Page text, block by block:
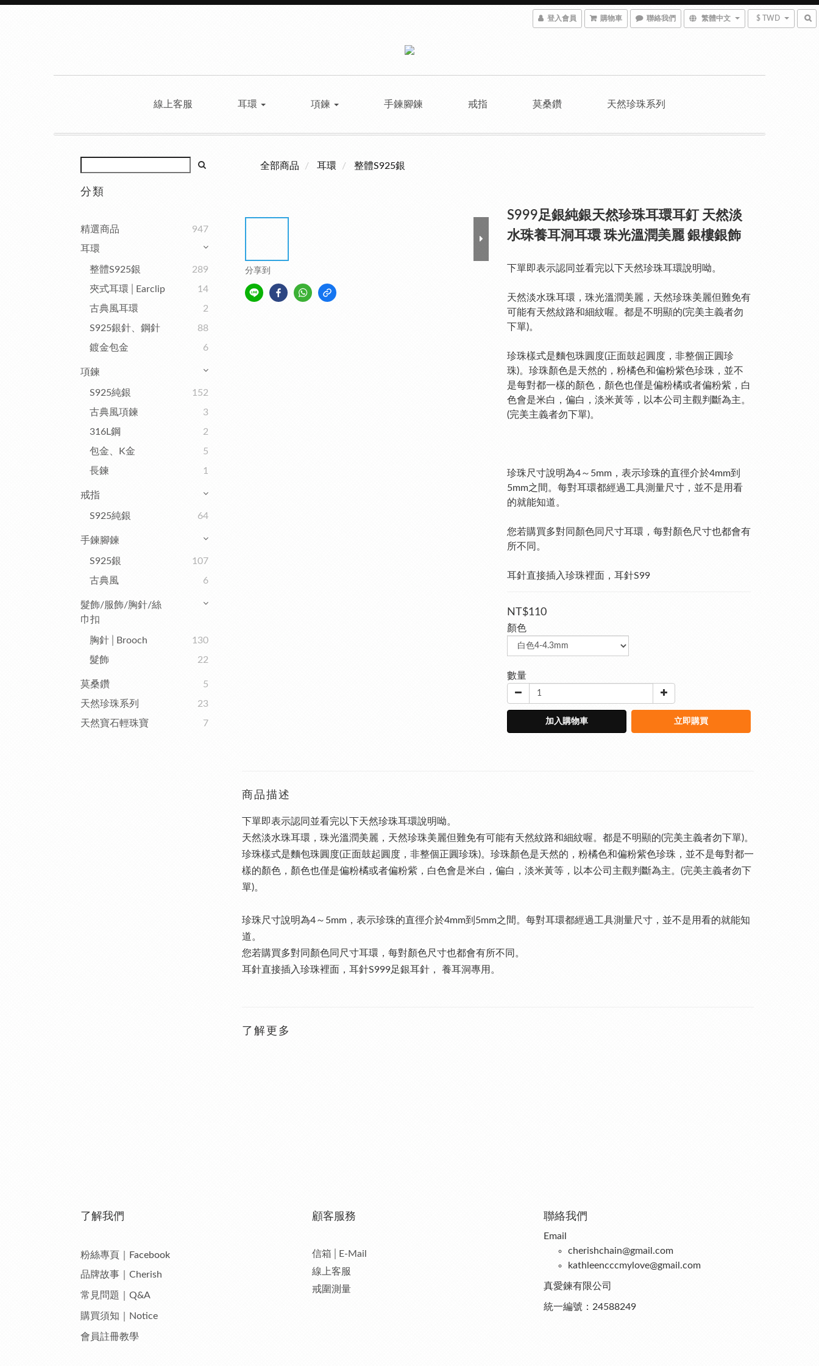
登入會員 購物車 聯絡我們 繁體中文 $ TWD
線上客服 耳環 項鍊 手鍊腳鍊 戒指 莫桑鑽 天然珍珠系列
分類
精選商品
947
耳環
整體S925銀
289
夾式耳環│Earclip
14
古典風耳環
2
S925銀針、鋼針
88
鍍金包金
6
項鍊
S925純銀
152
古典風項鍊
3
316L鋼
2
包金、K金
5
長鍊
1
戒指
S925純銀 64
手鍊腳鍊
S925銀
107
古典風
6
髮飾/服飾/胸針/絲
巾扣
胸針│Brooch
130
髮飾
22
莫桑鑽
5
天然珍珠系列
23
天然寶石輕珠寶
7
全部商品 耳環 整體S925銀
分享到
S999足銀純銀天然珍珠耳環耳釘 天然淡
水珠養耳洞耳環 珠光溫潤美麗 銀樓銀飾
下單即表示認同並看完以下天然珍珠耳環說明呦。
天然淡水珠耳環，珠光溫潤美麗，天然珍珠美麗但難免有
可能有天然紋路和細紋喔。都是不明顯的(完美主義者勿
下單)。
珍珠樣式是麵包珠圓度(正面鼓起圓度，非整個正圓珍
珠)。珍珠顏色是天然的，粉橘色和偏粉紫色珍珠，並不
是每對都一樣的顏色，顏色也僅是偏粉橘或者偏粉紫，白
色會是米白，偏白，淡米黃等，以本公司主觀判斷為主。
(完美主義者勿下單)。
珍珠尺寸說明為4～5mm，表示珍珠的直徑介於4mm到
5mm之間。每對耳環都經過工具測量尺寸，並不是用看
的就能知道。
您若購買多對同顏色同尺寸耳環，每對顏色尺寸也都會有
所不同。
耳針直接插入珍珠裡面，耳針S99
NT$110
顏色
數量
加入購物車 立即購買
商品描述
下單即表示認同並看完以下天然珍珠耳環說明呦。
天然淡水珠耳環，珠光溫潤美麗，天然珍珠美麗但難免有可能有天然紋路和細紋喔。都是不明顯的(完美主義者勿下單)。
珍珠樣式是麵包珠圓度(正面鼓起圓度，非整個正圓珍珠)。珍珠顏色是天然的，粉橘色和偏粉紫色珍珠，並不是每對都一
樣的顏色，顏色也僅是偏粉橘或者偏粉紫，白色會是米白，偏白，淡米黃等，以本公司主觀判斷為主。(完美主義者勿下
單)。
珍珠尺寸說明為4～5mm，表示珍珠的直徑介於4mm到5mm之間。每對耳環都經過工具測量尺寸，並不是用看的就能知
道。
您若購買多對同顏色同尺寸耳環，每對顏色尺寸也都會有所不同。
耳針直接插入珍珠裡面，耳針S999足銀耳針， 養耳洞專用。
了解更多
了解我們
粉絲專頁｜Facebook
品牌故事｜Cherish
常見問題｜Q&A
購買須知｜Notice
會員註冊教學
顧客服務
信箱│E-Mail
線上客服
戒圍測量
聯絡我們
Email
cherishchain@gmail.com
kathleencccmylove@gmail.com
真愛鍊有限公司
統一編號：24588249